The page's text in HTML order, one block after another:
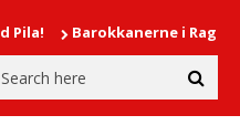
Barokkanerne i Ragnhild